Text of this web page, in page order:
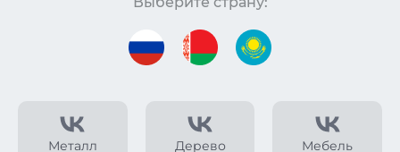
Металл Дерево Мебель